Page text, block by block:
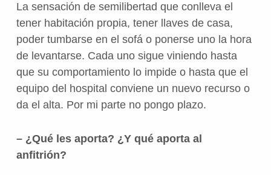
La sensación de semilibertad que conlleva el
tener habitación propia, tener llaves de casa,
poder tumbarse en el sofá o ponerse uno la hora
de levantarse. Cada uno sigue viniendo hasta
que su comportamiento lo impide o hasta que el
equipo del hospital conviene un nuevo recurso o
da el alta. Por mi parte no pongo plazo.
– ¿Qué les aporta? ¿Y qué aporta al
anfitrión?